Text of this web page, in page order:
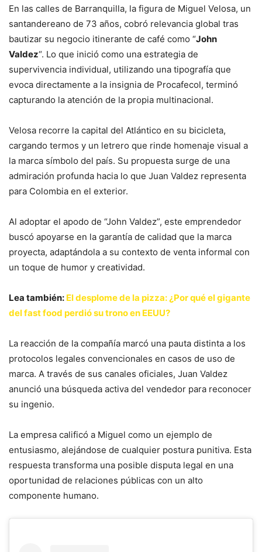
En las calles de Barranquilla, la figura de Miguel Velosa, un
santandereano de 73 años, cobró relevancia global tras
bautizar su negocio itinerante de café como “John
Valdez“. Lo que inició como una estrategia de
supervivencia individual, utilizando una tipografía que
evoca directamente a la insignia de Procafecol, terminó
capturando la atención de la propia multinacional.
Velosa recorre la capital del Atlántico en su bicicleta,
cargando termos y un letrero que rinde homenaje visual a
la marca símbolo del país. Su propuesta surge de una
admiración profunda hacia lo que Juan Valdez representa
para Colombia en el exterior.
Al adoptar el apodo de “John Valdez”, este emprendedor
buscó apoyarse en la garantía de calidad que la marca
proyecta, adaptándola a su contexto de venta informal con
un toque de humor y creatividad.
Lea también: El desplome de la pizza: ¿Por qué el gigante
del fast food perdió su trono en EEUU?
La reacción de la compañía marcó una pauta distinta a los
protocolos legales convencionales en casos de uso de
marca. A través de sus canales oficiales, Juan Valdez
anunció una búsqueda activa del vendedor para reconocer
su ingenio.
La empresa calificó a Miguel como un ejemplo de
entusiasmo, alejándose de cualquier postura punitiva. Esta
respuesta transforma una posible disputa legal en una
oportunidad de relaciones públicas con un alto
componente humano.